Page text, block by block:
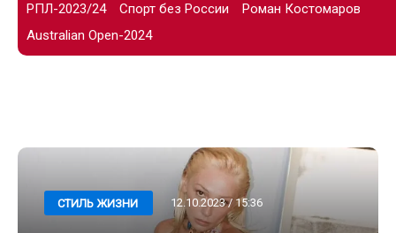
РПЛ-2023/24
Спорт без России
Роман Костомаров
Australian Open-2024
СТИЛЬ ЖИЗНИ 12.10.2023 / 15:36